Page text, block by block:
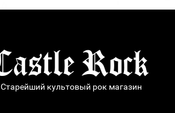
Старейший культовый рок магазин